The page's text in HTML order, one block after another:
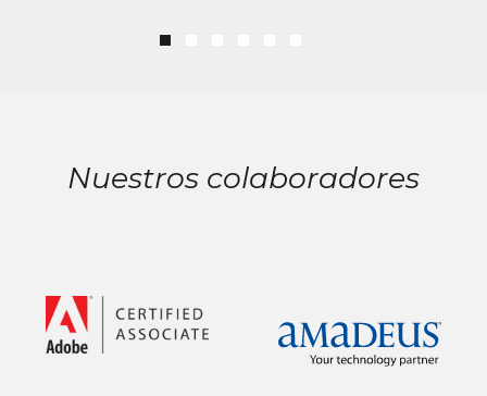
Nuestros colaboradores